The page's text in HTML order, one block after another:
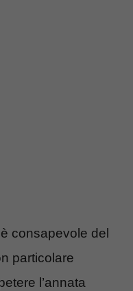
consapevole del
particolare
l’annata